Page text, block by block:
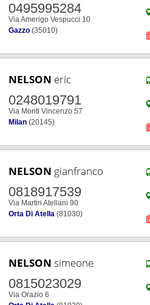
0495995284
Via Amerigo Vespucci 10
Gazzo (35010)
NELSON eric
0248019791
Via Monti Vincenzo 57
Milan (20145)
NELSON gianfranco
0818917539
Via Martiri Atellani 90
Orta Di Atella (81030)
NELSON simeone
0815023029
Via Orazio 6